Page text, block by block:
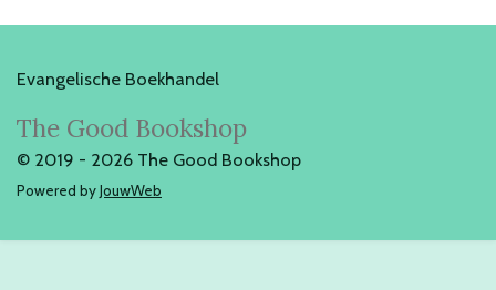
Evangelische Boekhandel
The Good Bookshop
© 2019 - 2026 The Good Bookshop
Powered byJouwWeb